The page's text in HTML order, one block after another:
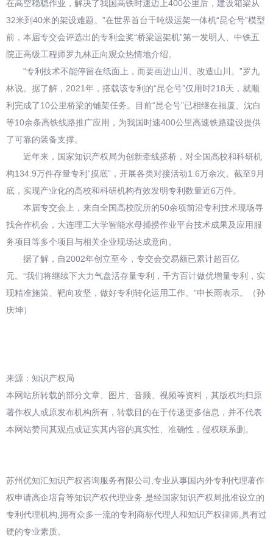
在高空稳稳作业，解决了我国高铁时速迈上400公里后，建设箱梁从
32米到40米的架设难题。”在世界首台千吨级运架一体机“昆仑号”模型
前，本届专交会评选出的专利金奖“桥梁运架机”第一发明人、中铁五
院正高级工程师罗九林正向观众热情地介绍。
“专利技术不能停留在纸面上，而要画进山川、改造山川。”罗九
林说。据了解，2021年，搭载该专利的“昆仑号”仅用时218天，就顺
利完成了10公里桥梁的铺架任务。目前“昆仑号”已相继在福厦、沈白
等10余条高铁线路推广应用，为我国时速400公里高速铁路建设提供
了可靠的装备支撑。
近年来，国家知识产权局为创新牵线搭桥，对全国高校和科研机
构134.9万件存量专利“摸底”，开展各类对接活动1.6万余次。截至9月
底，实现产业化的高校和科研机构有效发明专利数量近6万件。
本届专交会上，来自全国高校院所的50余项前沿专利技术现场寻
找合作机会，大连理工大学智能水母捕捞作业平台技术成果及应用服
务项目等多个项目与相关企业现场达成意向。
据了解，自2002年创立至今，专交会交易额已累计超百亿
元。“我们将继续下大力气盘活存量专利，千方百计做优增量专利，实
现精准施策、靶向攻坚，做好专利转化运用工作。”申长雨表示。（孙
庆坤）
来源：知识产权局
本网站所转载的部分文章、图片、音频、视频等资料，其版权均归原
著作权人或原发布机构所有，转载目的在于传递更多信息，并不代表
本网站赞同其观点或证实其内容的真实性、准确性，侵权联系删。
苏州优知汇知识产权咨询服务有限公司,专业从事国内外专利代理著作
权申请高企培育等知识产权代理业务.是经国家知识产权局批准设立的
专利代理机构,拥有众多一流的专利商标代理人和知识产权律师,具有过
硬的专业素质。